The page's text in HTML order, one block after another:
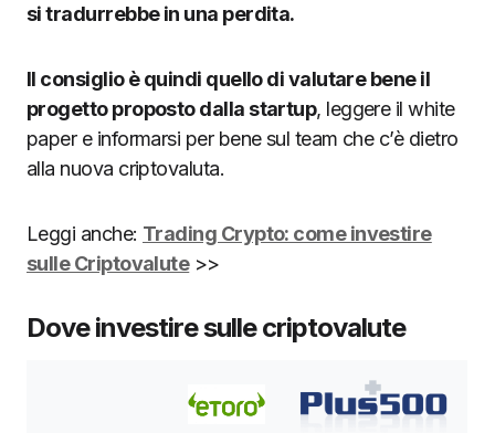
si tradurrebbe in una perdita.
Il consiglio è quindi quello di valutare bene il
progetto proposto dalla startup, leggere il white
paper e informarsi per bene sul team che c’è dietro
alla nuova criptovaluta.
Leggi anche: Trading Crypto: come investire
sulle Criptovalute>>
Dove investire sulle criptovalute